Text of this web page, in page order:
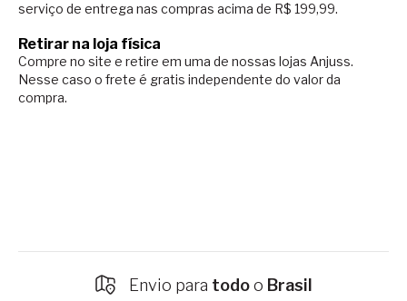
serviço de entrega nas compras acima de R$ 199,99.
Retirar na loja física
Compre no site e retire em uma de nossas lojas Anjuss.
Nesse caso o frete é gratis independente do valor da
compra.
Envio para todoo Brasil